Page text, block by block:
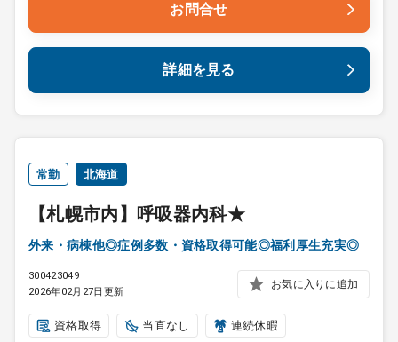
お問合せ
詳細を見る
常勤 北海道
【札幌市内】呼吸器内科★
外来・病棟他◎症例多数・資格取得可能◎福利厚生充実◎
300423049
2026年02月27日更新
お気に入りに追加
資格取得 当直なし 連続休暇